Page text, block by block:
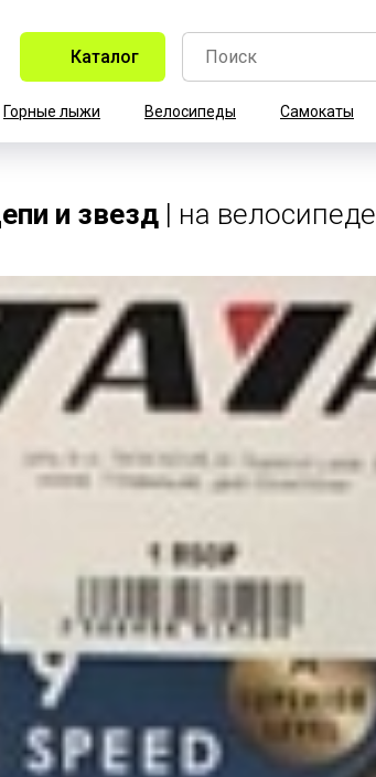
Каталог
Горные лыжи Велосипеды Самокаты
и звезд | на велосипеде